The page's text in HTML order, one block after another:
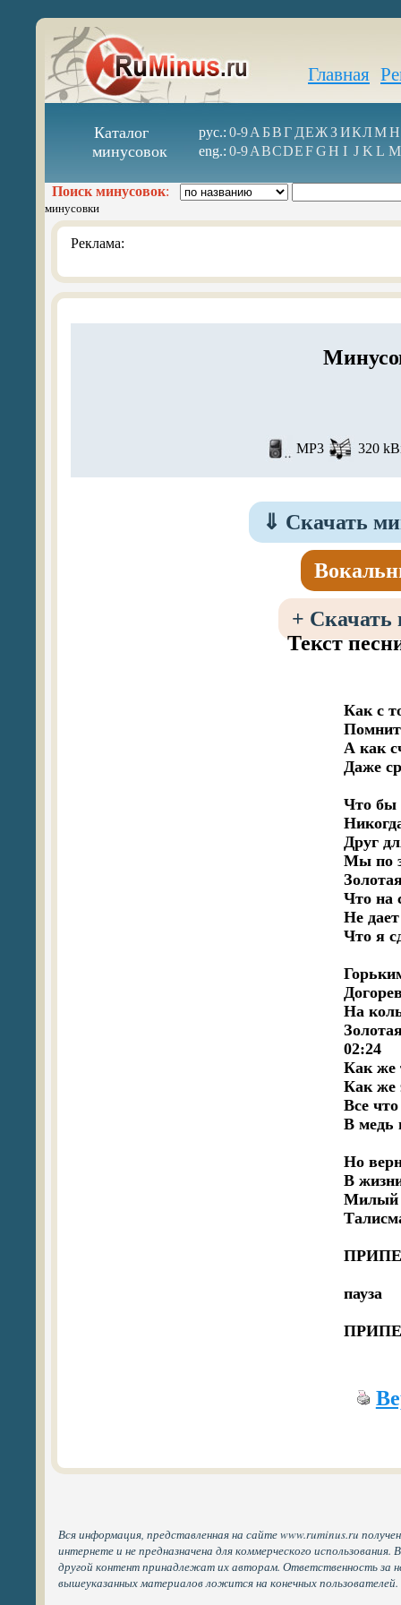
Главная
Каталог
минусовок
рус.: 0-9А БВГ ДЕЖ З ИКЛМН
eng.: 0-9ABCDEFGH I J K L M
Поиск минусовок:
минусовки
Реклама:
MP3 320
⇓ Скачать
+ Скачать
Текст
Как с
А как
Даже
Что бы
Друг
Мы по
Что на
Не
Что я
На
02:24
Как же
Как же
Все
В медь
Но
В
Милый
пауза
Вся информация, представленная на сайте www.ruminus.ru
интернете и не предназначена для коммерческого
другой контент принадлежат их авторам. Ответственность за
вышеуказанных материалов ложится на конечных пользователей.